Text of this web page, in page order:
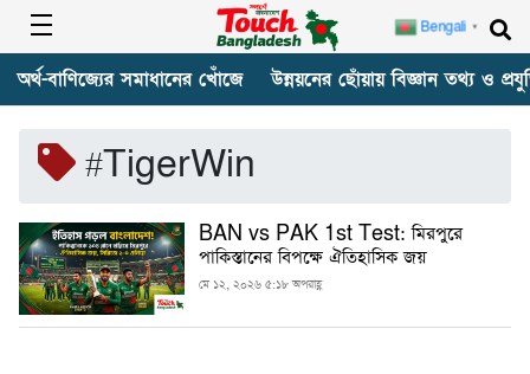
অর্থ-বাণিজ্যের সমাধানের খোঁজে উন্নয়নের ছোঁয়ায় বিজ্ঞান তথ্য ও
#TigerWin
BAN vs PAK 1st Test: মিরপুরে
পাকিস্তানের বিপক্ষে ঐতিহাসিক জয়
মে ১২, ২০২৬ ৫:১৮ অপরাহ্ণ
Bengali ▼